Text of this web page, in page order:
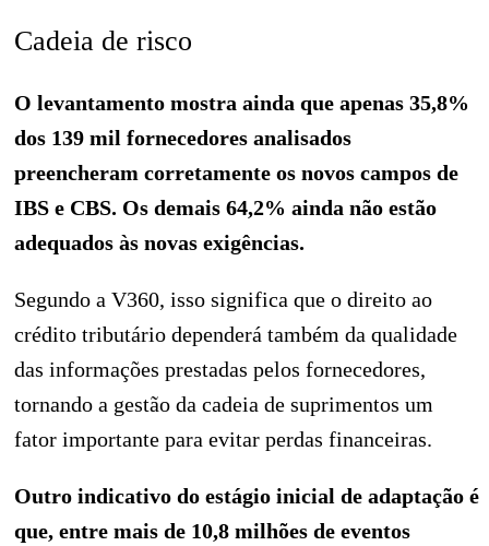
Cadeia de risco
O levantamento mostra ainda que apenas 35,8%
dos 139 mil fornecedores analisados
preencheram corretamente os novos campos de
IBS e CBS. Os demais 64,2% ainda não estão
adequados às novas exigências.
Segundo a V360, isso significa que o direito ao
crédito tributário dependerá também da qualidade
das informações prestadas pelos fornecedores,
tornando a gestão da cadeia de suprimentos um
fator importante para evitar perdas financeiras.
Outro indicativo do estágio inicial de adaptação é
que, entre mais de 10,8 milhões de eventos